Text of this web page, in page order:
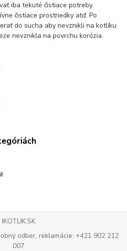
iba tekuté čistiace potreby.
čistiace prostriedky atď. Po
do sucha aby nevznikli na kotlíku
nevznikla na povrchu korózia.
IKOTLIK.SK
odber, reklamácie: +421 902 212
007